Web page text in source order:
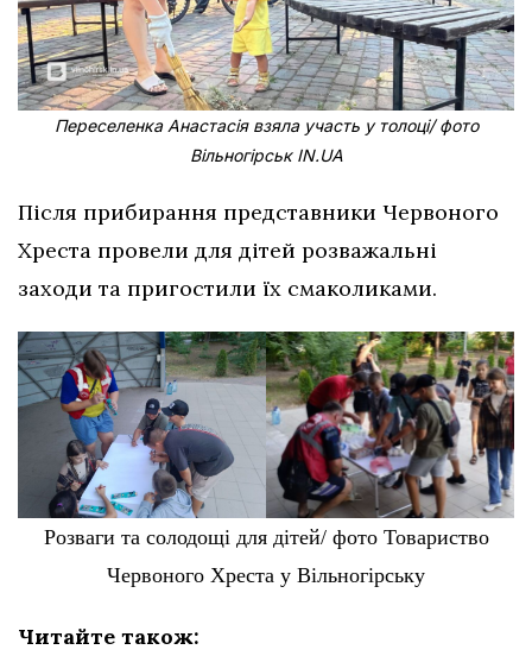
Переселенка Анастасія взяла участь у толоці/ фото
Вільногірськ IN.UA
Після прибирання представники Червоного
Хреста провели для дітей розважальні
заходи та пригостили їх смаколиками.
Розваги та солодощі для дітей/ фото Товариство
Червоного Хреста у Вільногірську
Читайте також: